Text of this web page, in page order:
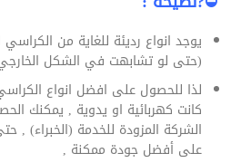
يوجد انواع رديئة للغاية من
(حتى لو تشابهت في الشكل
لذا للحصول على افضل انواع
كانت كهربائية او يدوية , يمكنك
الشركة المزودة للخدمة (الخبراء)
على أفضل جودة ممكنة ,